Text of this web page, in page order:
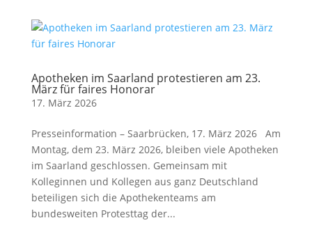
Apotheken im Saarland protestieren am 23.
März für faires Honorar
17. März 2026
Presseinformation – Saarbrücken, 17. März 2026 Am
Montag, dem 23. März 2026, bleiben viele Apotheken
im Saarland geschlossen. Gemeinsam mit
Kolleginnen und Kollegen aus ganz Deutschland
beteiligen sich die Apothekenteams am
bundesweiten Protesttag der...